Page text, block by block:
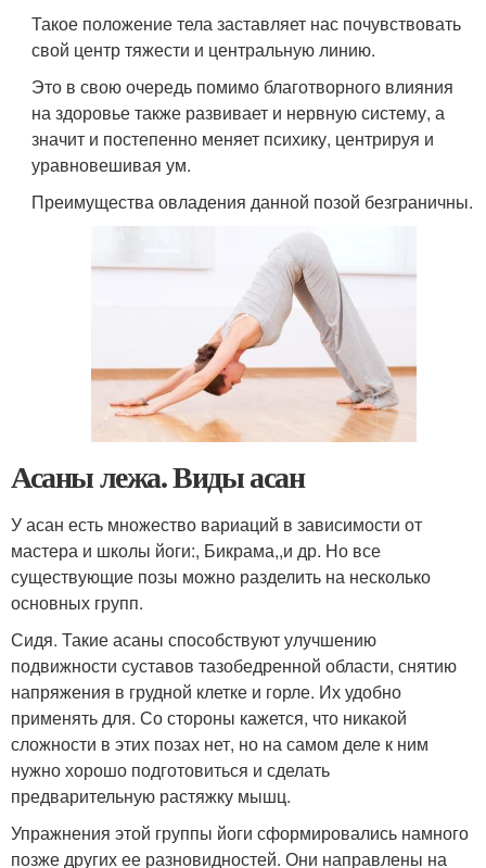
Такое положение тела заставляет нас почувствовать
свой центр тяжести и центральную линию.
Это в свою очередь помимо благотворного влияния
на здоровье также развивает и нервную систему, а
значит и постепенно меняет психику, центрируя и
уравновешивая ум.
Преимущества овладения данной позой безграничны.
Асаны лежа. Виды асан
У асан есть множество вариаций в зависимости от
мастера и школы йоги:, Бикрама,,и др. Но все
существующие позы можно разделить на несколько
основных групп.
Сидя. Такие асаны способствуют улучшению
подвижности суставов тазобедренной области, снятию
напряжения в грудной клетке и горле. Их удобно
применять для. Со стороны кажется, что никакой
сложности в этих позах нет, но на самом деле к ним
нужно хорошо подготовиться и сделать
предварительную растяжку мышц.
Упражнения этой группы йоги сформировались намного
позже других ее разновидностей. Они направлены на